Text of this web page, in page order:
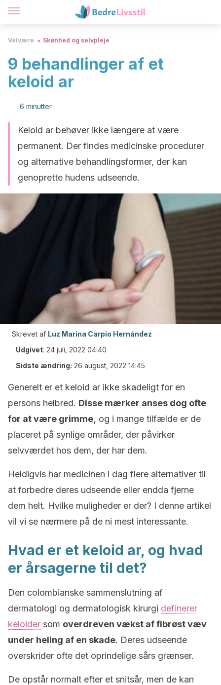
Velvære Skønhed og selvpleje
9 behandlinger af et
keloid ar
6 minutter
Keloid ar behøver ikke længere at være
permanent. Der findes medicinske procedurer
og alternative behandlingsformer, der kan
genoprette hudens udseende.
Skrevet af Luz Marina Carpio Hernández
Udgivet: 24 juli, 2022 04:40
Sidste ændring: 26 august, 2022 14:45
Generelt er et keloid ar ikke skadeligt for en
persons helbred. Disse mærker anses dog ofte
for at være grimme, og i mange tilfælde er de
placeret på synlige områder, der påvirker
selvværdet hos dem, der har dem.
Heldigvis har medicinen i dag flere alternativer til
at forbedre deres udseende eller endda fjerne
dem helt. Hvilke muligheder er der? I denne artikel
vil vi se nærmere på de ni mest interessante.
Hvad er et keloid ar, og hvad
er årsagerne til det?
Den colombianske sammenslutning af
dermatologi og dermatologisk kirurgi definerer
keloider som overdreven vækst af fibrøst væv
under heling af en skade. Deres udseende
overskrider ofte det oprindelige sårs grænser.
De opstår normalt efter et snitsår, men de kan